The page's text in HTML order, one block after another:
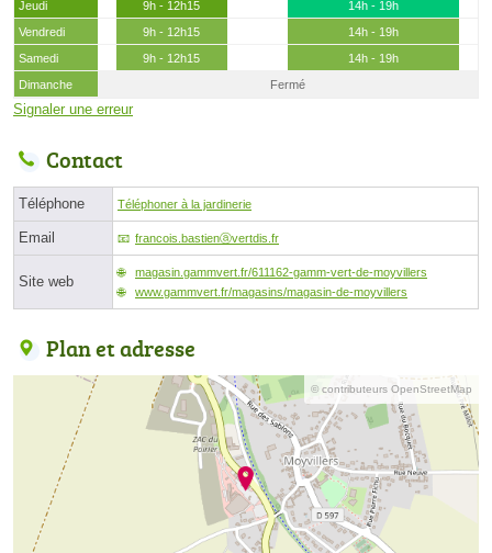
Jeudi
9h - 12h15
14h - 19h
Vendredi
9h - 12h15
14h - 19h
Samedi
9h - 12h15
14h - 19h
Dimanche
Fermé
Signaler une erreur
Contact
Téléphone Téléphoner à la jardinerie
Email francois.bastienⓐvertdis.fr
Site web
magasin.gammvert.fr/611162-gamm-vert-de-moyvillers
www.gammvert.fr/magasins/magasin-de-moyvillers
Plan et adresse
© contributeurs OpenStreetMap